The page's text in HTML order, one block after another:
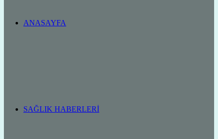
ANASAYFA
SAĞLIK HABERLERI